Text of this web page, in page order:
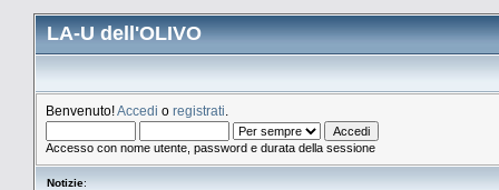
LA-U dell'OLIVO
Benvenuto!Accedi o registrati
Accesso con nome utente, password e durata della sessione
Notizie: